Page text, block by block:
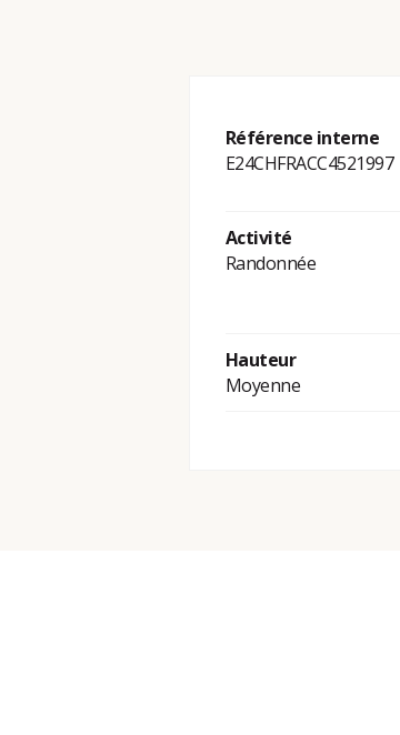
Référence interne
E24CHFRACC4521997
Activité
Randonnée
Hauteur
Moyenne